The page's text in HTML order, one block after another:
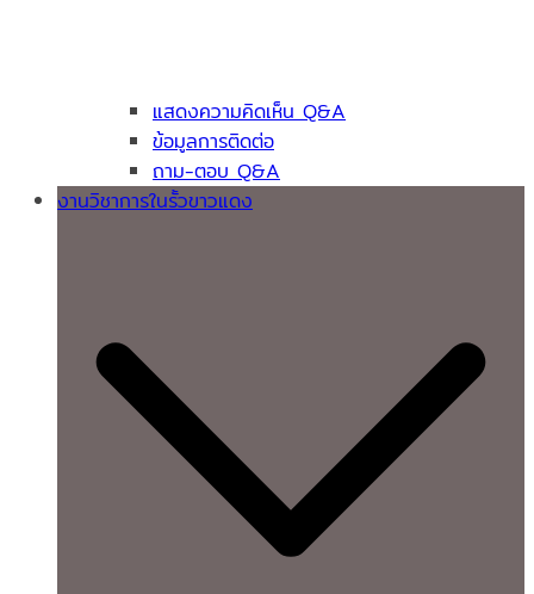
แสดงความคิดเห็น Q&A
ข้อมูลการติดต่อ
ถาม-ตอบ Q&A
งานวิชาการในรั้วขาวแดง